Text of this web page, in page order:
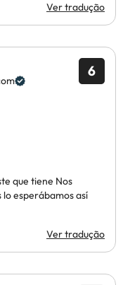
Ver tradução
6
que tiene Nos
esperábamos así
Ver tradução